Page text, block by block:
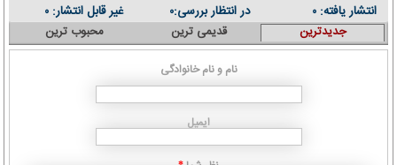
انتشار یافته: ۰ در انتظار بررسی:۰ غیر قابل انتشار: ۰
جدیدترین قدیمی ترین محبوب ترین
نام و نام خانوادگی
ایمیل